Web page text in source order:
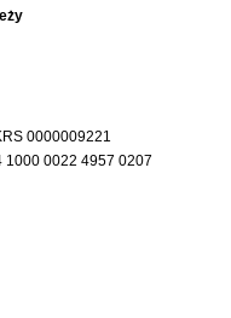
0000009221
1000 0022 4957 0207